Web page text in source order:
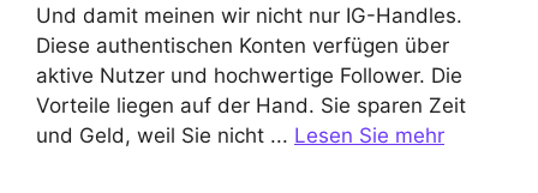
Und damit meinen wir nicht nur IG-Handles.
Diese authentischen Konten verfügen über
aktive Nutzer und hochwertige Follower. Die
Vorteile liegen auf der Hand. Sie sparen Zeit
und Geld, weil Sie nicht ... Lesen Sie mehr